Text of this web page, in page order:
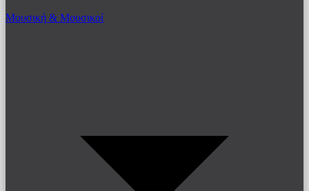
Μουσική & Μουσικοί